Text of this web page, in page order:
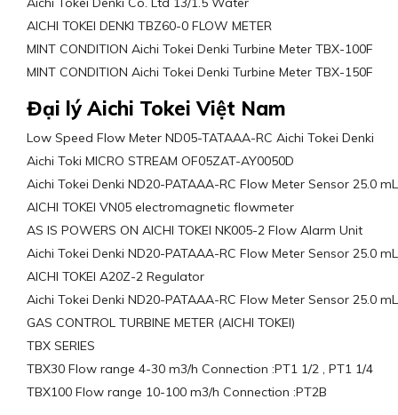
AICHI TOKEI DENKI TBZ60-0 FLOW METER
MINT CONDITION Aichi Tokei Denki Turbine Meter TBX-100F
MINT CONDITION Aichi Tokei Denki Turbine Meter TBX-150F
Đại lý Aichi Tokei Việt Nam
Low Speed Flow Meter ND05-TATAAA-RC Aichi Tokei Denki
Aichi Toki MICRO STREAM OF05ZAT-AY0050D
Aichi Tokei Denki ND20-PATAAA-RC Flow Meter Sensor 25.0
AICHI TOKEI VN05 electromagnetic flowmeter
AS IS POWERS ON AICHI TOKEI NK005-2 Flow Alarm Unit
Aichi Tokei Denki ND20-PATAAA-RC Flow Meter Sensor 25.0
AICHI TOKEI A20Z-2 Regulator
Aichi Tokei Denki ND20-PATAAA-RC Flow Meter Sensor 25.0
GAS CONTROL TURBINE METER (AICHI TOKEI)
TBX SERIES
TBX30 Flow range 4-30 m3/h Connection :PT1 1/2 , PT1 1/4
TBX100 Flow range 10-100 m3/h Connection :PT2B